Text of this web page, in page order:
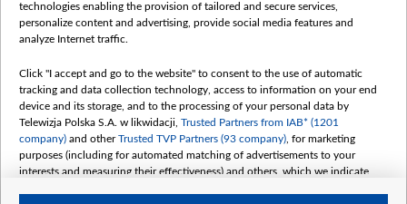
Новини
Докладно
Погляд
Цікаво
Slawa.tv
Про нас
Контакти
technologies enabling the provision of tailored and secure services,
personalize content and advertising, provide social media features and
analyze Internet traffic.
Click "I accept and go to the website" to consent to the use of automatic
tracking and data collection technology, access to information on your end
device and its storage, and to the processing of your personal data by
Telewizja Polska S.A. w likwidacji, Trusted Partners from IAB* (1201
company) and otherTrusted TVP Partners (93 company) , for marketing
purposes (including for automated matching of advertisements to your
interests and measuring their effectiveness) and others, which we indicate